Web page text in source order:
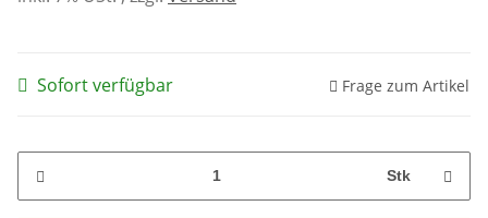
Sofort verfügbar Frage zum Artikel
Stk